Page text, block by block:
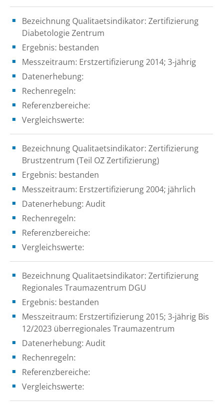
Bezeichnung Qualitaetsindikator: Zertifizierung
Diabetologie Zentrum
Ergebnis: bestanden
Messzeitraum: Erstzertifizierung 2014; 3-jährig
Datenerhebung:
Rechenregeln:
Referenzbereiche:
Vergleichswerte:
Bezeichnung Qualitaetsindikator: Zertifizierung
Brustzentrum (Teil OZ Zertifizierung)
Ergebnis: bestanden
Messzeitraum: Erstzertifizierung 2004; jährlich
Datenerhebung: Audit
Rechenregeln:
Referenzbereiche:
Vergleichswerte:
Bezeichnung Qualitaetsindikator: Zertifizierung
Regionales Traumazentrum DGU
Ergebnis: bestanden
Messzeitraum: Erstzertifizierung 2015; 3-jährig Bis
12/2023 überregionales Traumazentrum
Datenerhebung: Audit
Rechenregeln:
Referenzbereiche:
Vergleichswerte: